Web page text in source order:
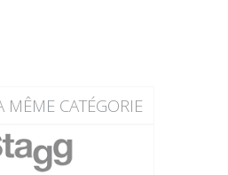
MÊME CATÉGORIE